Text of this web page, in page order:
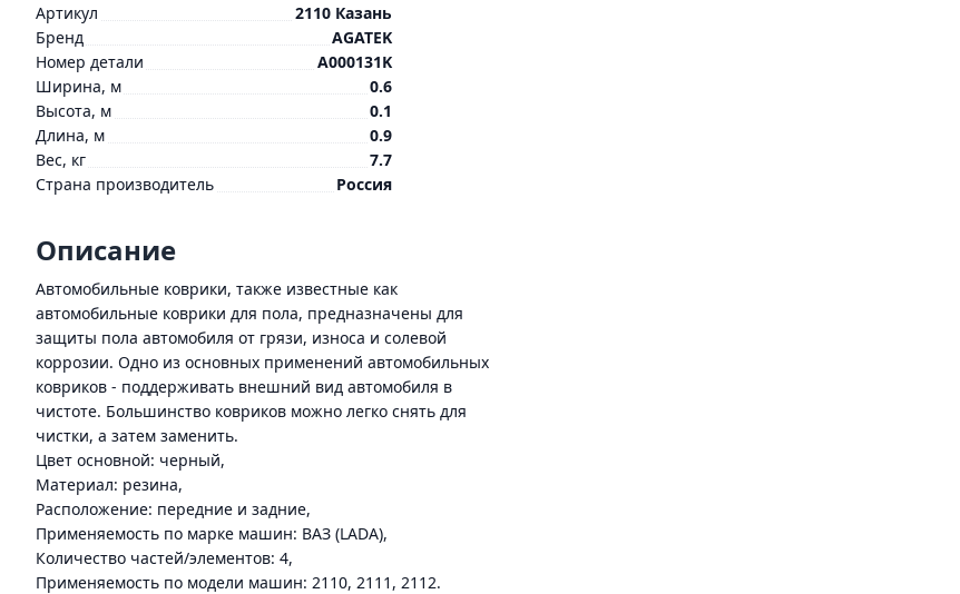
Артикул
2110 Казань
Бренд
AGATEK
Номер детали
A000131K
Ширина, м
0.6
Высота, м
0.1
Длина, м
0.9
Вес, кг
7.7
Страна производитель
Россия
Описание
Автомобильные коврики, также известные как
автомобильные коврики для пола, предназначены для
защиты пола автомобиля от грязи, износа и солевой
коррозии. Одно из основных применений автомобильных
ковриков - поддерживать внешний вид автомобиля в
чистоте. Большинство ковриков можно легко снять для
чистки, а затем заменить.
Цвет основной: черный,
Материал: резина,
Расположение: передние и задние,
Применяемость по марке машин: ВАЗ (LADA),
Количество частей/элементов: 4,
Применяемость по модели машин: 2110, 2111, 2112.